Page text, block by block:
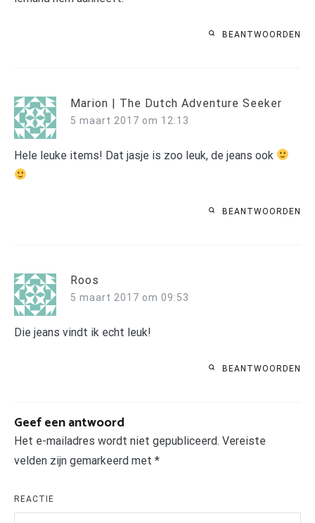
BEANTWOORDEN
Marion | The Dutch Adventure Seeker
5 maart 2017 om 12:13
Hele leuke items! Dat jasje is zoo leuk, de jeans ook
BEANTWOORDEN
Roos
5 maart 2017 om 09:53
Die jeans vindt ik echt leuk!
BEANTWOORDEN
Geef een antwoord
Het e-mailadres wordt niet gepubliceerd. Vereiste
velden zijn gemarkeerd met *
REACTIE